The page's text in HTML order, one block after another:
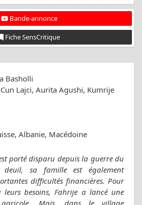
Bande-annonce
Fiche SensCritique
Basholli
Lajci, Aurita Agushi, Kumrije
Albanie, Macédoine
porté disparu depuis la guerre du
deuil, sa famille est également
difficultés financières. Pour
besoins, Fahrije a lancé une